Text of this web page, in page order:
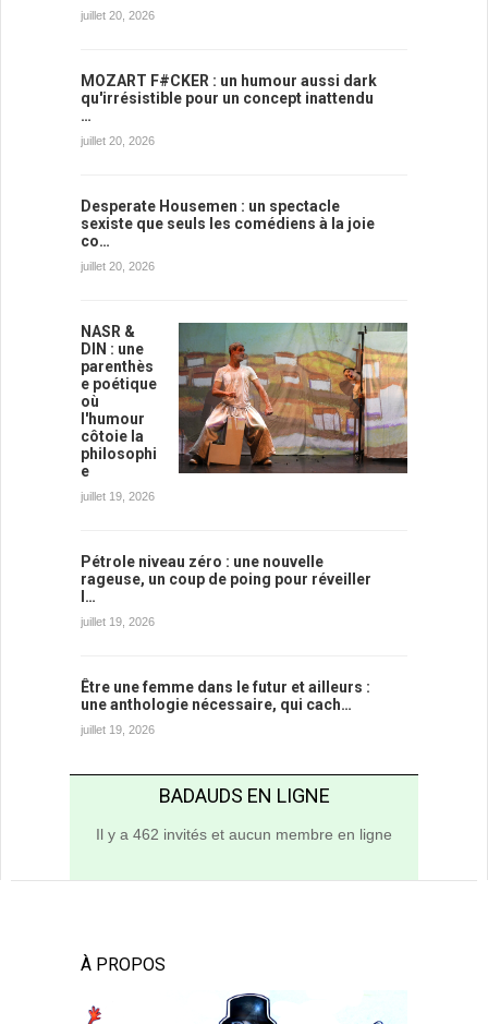
juillet 20, 2026
MOZART F#CKER : un humour aussi dark
qu'irrésistible pour un concept inattendu
…
juillet 20, 2026
Desperate Housemen : un spectacle
sexiste que seuls les comédiens à la joie
co…
juillet 20, 2026
NASR &
DIN : une
parenthès
e poétique
où
l'humour
côtoie la
philosophi
e
juillet 19, 2026
Pétrole niveau zéro : une nouvelle
rageuse, un coup de poing pour réveiller
l…
juillet 19, 2026
Être une femme dans le futur et ailleurs :
une anthologie nécessaire, qui cach…
juillet 19, 2026
BADAUDS EN LIGNE
Il y a 462 invités et aucun membre en ligne
À PROPOS